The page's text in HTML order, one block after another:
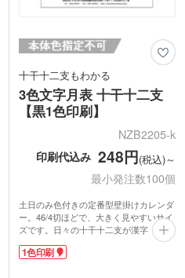
十干十二支もわかる
3色文字月表 十干十二支
【黒1色印刷】
NZB2205-k
印刷代込み 248円(税込)～
最小発注数100個
土日のみ色付きの定番型壁掛けカレンダ
ー。46/4切ほどで、大きく見やすいサイ
ズです。日々の十干十二支が漢字・かな
で併記されています。日付の下にスペー
スがあるので、予定を書き込むことも可
1色印刷